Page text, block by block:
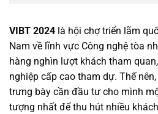
VIBT 2024 là hội chợ triển lãm
Nam về lĩnh vực Công nghệ tòa
hàng nghìn lượt khách tham
nghiệp cấp cao tham dự. Thế
trưng bày cần đầu tư cho mình
tượng nhất để thu hút nhiều